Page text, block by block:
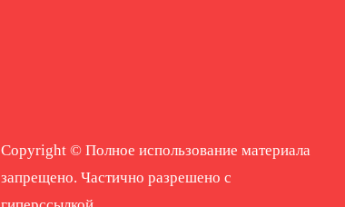
Copyright © Полное использование материала
запрещено. Частично разрешено с